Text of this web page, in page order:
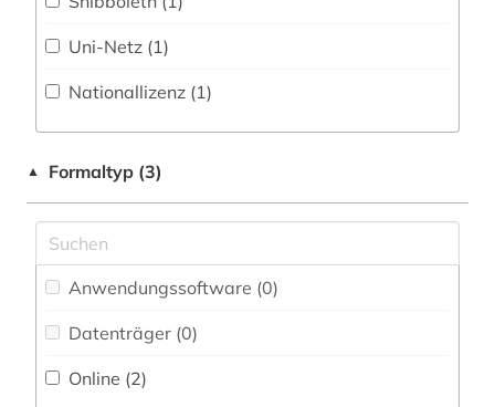
Technik (0)
Wirtschaftswissenschaften (0)
Wissenschaftskunde, Forschung, Hochschul-,
Museumswesen (0)
Uni-Netz (1)
Nationallizenz (1)
▲ Formaltyp (3)
Anwendungssoftware (0)
Datenträger (0)
Online (2)